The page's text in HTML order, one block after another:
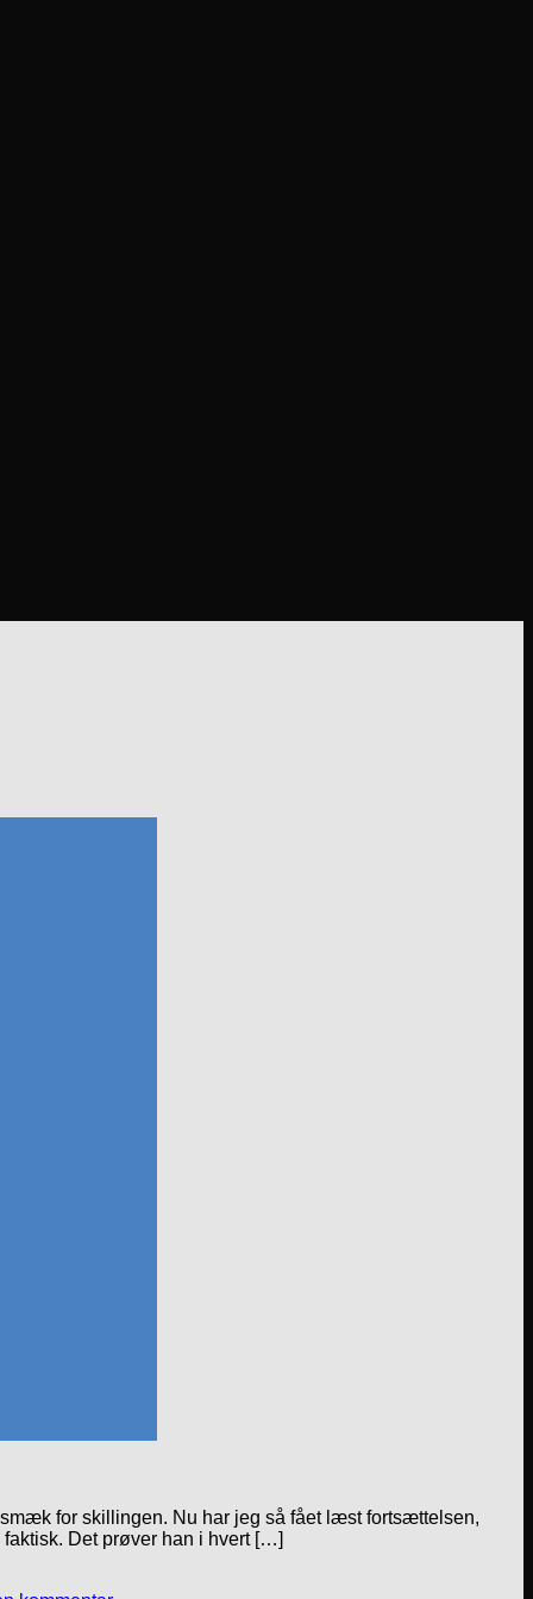
for skillingen. Nu har jeg så fået læst fortsættelsen,
Det prøver han i hvert […]